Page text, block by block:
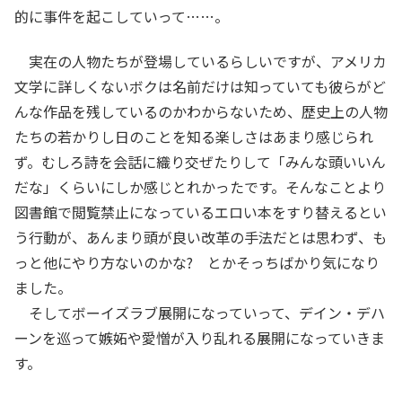
的に事件を起こしていって……。
実在の人物たちが登場しているらしいですが、アメリカ
文学に詳しくないボクは名前だけは知っていても彼らがど
んな作品を残しているのかわからないため、歴史上の人物
たちの若かりし日のことを知る楽しさはあまり感じられ
ず。むしろ詩を会話に織り交ぜたりして「みんな頭いいん
だな」くらいにしか感じとれかったです。そんなことより
図書館で閲覧禁止になっているエロい本をすり替えるとい
う行動が、あんまり頭が良い改革の手法だとは思わず、も
っと他にやり方ないのかな? とかそっちばかり気になり
ました。
そしてボーイズラブ展開になっていって、デイン・デハ
ーンを巡って嫉妬や愛憎が入り乱れる展開になっていきま
す。